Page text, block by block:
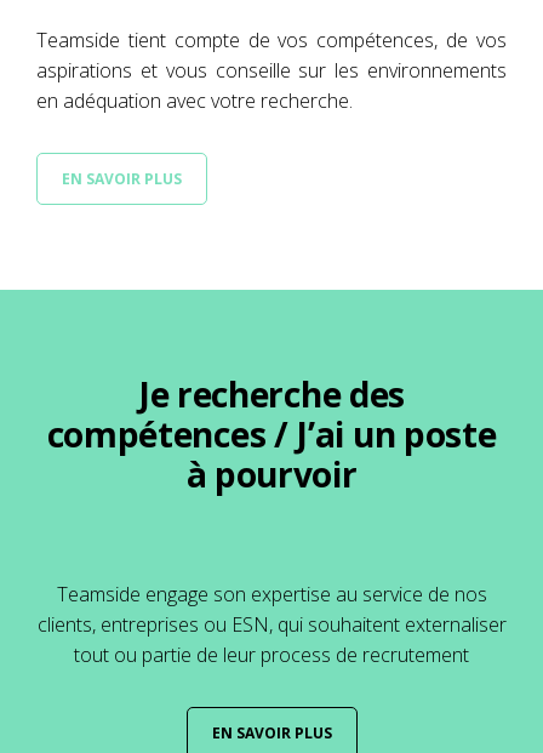
Teamside tient compte de vos compétences, de vos
aspirations et vous conseille sur les environnements
en adéquation avec votre recherche.
EN SAVOIR PLUS
Je recherche des
compétences / J’ai un poste
à pourvoir
Teamside engage son expertise au service de nos
clients, entreprises ou ESN, qui souhaitent externaliser
tout ou partie de leur process de recrutement
EN SAVOIR PLUS